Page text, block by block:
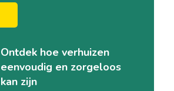
Ontdek hoe verhuizen
eenvoudig en zorgeloos
kan zijn